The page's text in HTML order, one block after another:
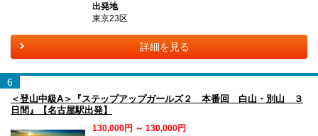
出発地
東京23区
詳細を見る
6
＜登山中級A＞『ステップアップガールズ２ 本番回 白山・別山 ３
日間』【名古屋駅出発】
130,000円 ～ 130,000円